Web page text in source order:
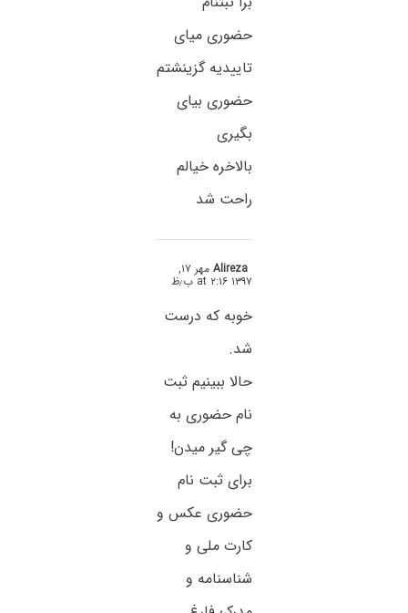
حضوری میای
تاییدیه گزینشتم
حضوری بیای
بگیری
بالاخره خیالم
راحت شد
Alireza مهر ۱۷,
۱۳۹۷ at ۲:۱۶ ب٫ظ
خوبه که درست
شد.
حالا ببینیم ثبت
نام حضوری به
چی گیر میدن!
برای ثبت نام
حضوری عکس و
کارت ملی و
شناسنامه و